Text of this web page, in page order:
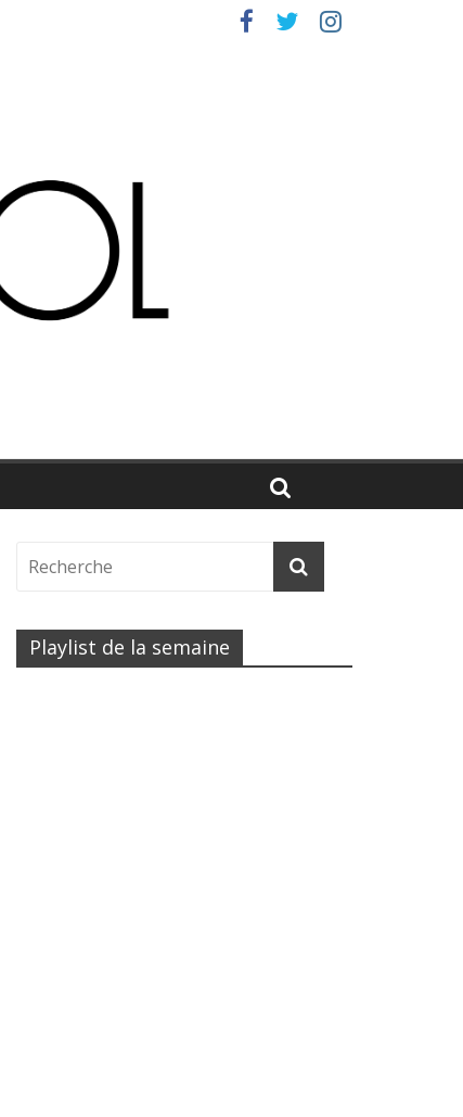
Playlist de la semaine